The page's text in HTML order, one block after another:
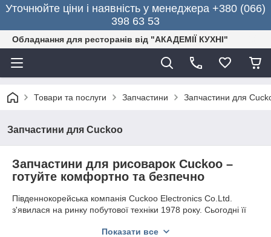
Уточнюйте ціни і наявність у менеджера +380 (066)
398 63 53
Обладнання для ресторанів від "АКАДЕМІЇ КУХНІ"
Товари та послуги Запчастини Запчастини для
Запчастини для Cuckoo
Запчастини для рисоварок Cuckoo –
готуйте комфортно та безпечно
Південнокорейська компанія Cuckoo Electronics Co.Ltd.
з'явилася на ринку побутової техніки 1978 року. Сьогодні її
Показати все